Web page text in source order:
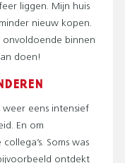
liggen. Mijn huis
nieuw kopen.
onvoldoende binnen
doen!
weer eens intensief
En om
Soms was
ontdekt